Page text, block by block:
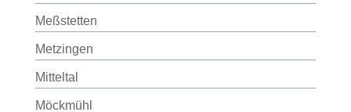
Meßstetten
Metzingen
Mitteltal
Möckmühl